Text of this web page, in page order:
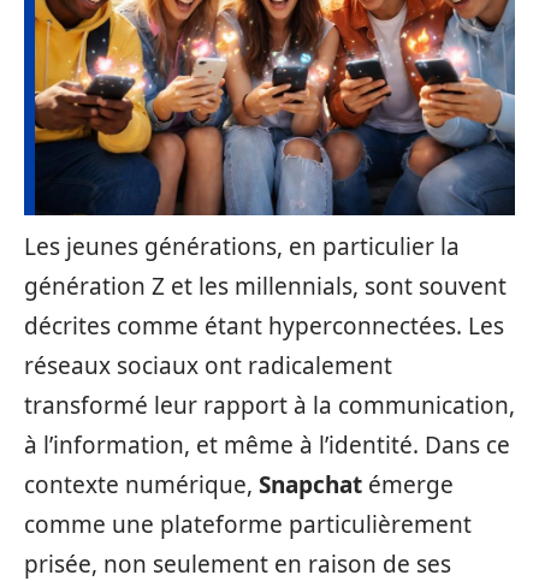
Les jeunes générations, en particulier la
génération Z et les millennials, sont souvent
décrites comme étant hyperconnectées. Les
réseaux sociaux ont radicalement
transformé leur rapport à la communication,
à l’information, et même à l’identité. Dans ce
contexte numérique, Snapchat émerge
comme une plateforme particulièrement
prisée, non seulement en raison de ses